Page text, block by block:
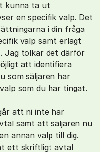
kunna ta ut
en specifik valp. Det
i din fråga
valp samt erlagt
Jag tolkar det därför
att identifiera
som säljaren har
som du har tingat.
att ni inte har
samt att säljaren nu
annan valp till dig.
ett skriftligt avtal